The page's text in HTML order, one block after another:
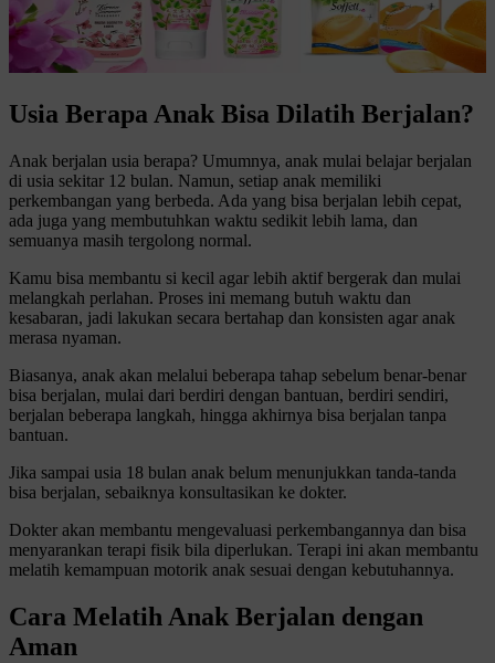
Usia Berapa Anak Bisa Dilatih Berjalan?
Anak berjalan usia berapa? Umumnya, anak mulai belajar berjalan
di usia sekitar 12 bulan. Namun, setiap anak memiliki
perkembangan yang berbeda. Ada yang bisa berjalan lebih cepat,
ada juga yang membutuhkan waktu sedikit lebih lama, dan
semuanya masih tergolong normal.
Kamu bisa membantu si kecil agar lebih aktif bergerak dan mulai
melangkah perlahan. Proses ini memang butuh waktu dan
kesabaran, jadi lakukan secara bertahap dan konsisten agar anak
merasa nyaman.
Biasanya, anak akan melalui beberapa tahap sebelum benar-benar
bisa berjalan, mulai dari berdiri dengan bantuan, berdiri sendiri,
berjalan beberapa langkah, hingga akhirnya bisa berjalan tanpa
bantuan.
Jika sampai usia 18 bulan anak belum menunjukkan tanda-tanda
bisa berjalan, sebaiknya konsultasikan ke dokter.
Dokter akan membantu mengevaluasi perkembangannya dan bisa
menyarankan terapi fisik bila diperlukan. Terapi ini akan membantu
melatih kemampuan motorik anak sesuai dengan kebutuhannya.
Cara Melatih Anak Berjalan dengan
Aman